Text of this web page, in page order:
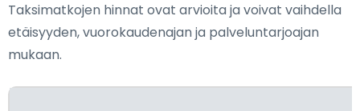
Taksimatkojen hinnat ovat arvioita ja voivat vaihdella
etäisyyden, vuorokaudenajan ja palveluntarjoajan
mukaan.